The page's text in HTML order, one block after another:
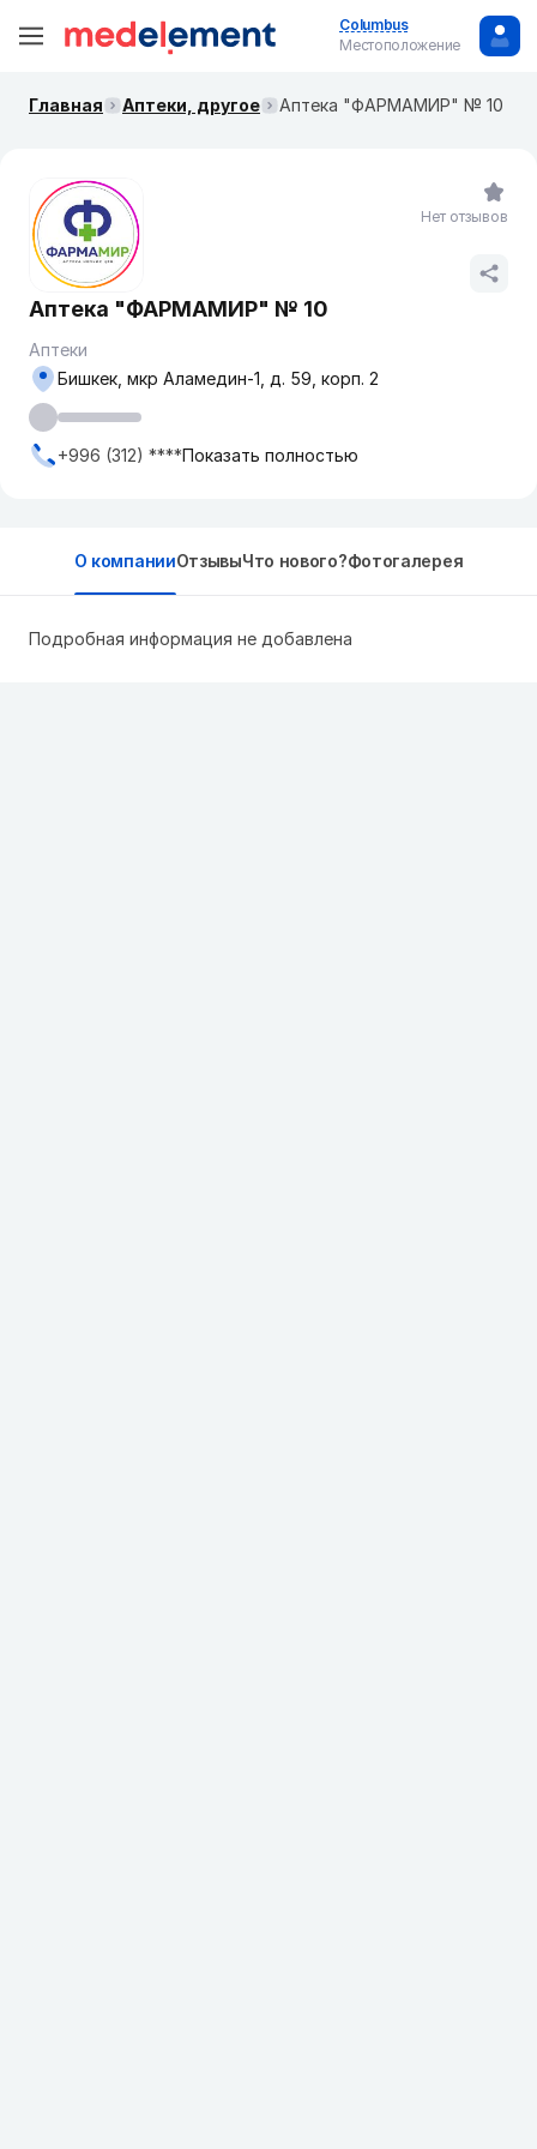
Columbus
Местоположение
Главная Аптеки, другое Аптека "ФАРМАМИР" № 10
Аптека "ФАРМАМИР" № 10
Аптеки
Бишкек, мкр Аламедин-1, д. 59, корп. 2
+996 (312) ****Показать полностью
Нет отзывов
О компанииОтзывыЧто нового?Фотогалерея
Подробная информация не добавлена